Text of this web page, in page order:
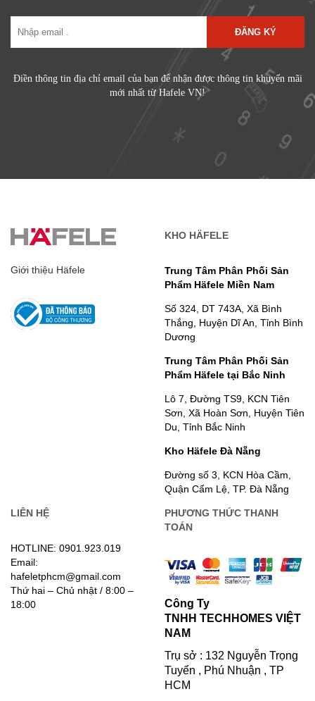
ĐĂNG KÝ
Điền thông tin địa chỉ email của bạn để nhận được thông tin khuyến mãi
mới nhất từ Hafele VN!
Giới thiệu Häfele
KHO HÄFELE
Trung Tâm Phân Phối Sản
Phẩm Häfele Miền Nam
Số 324, DT 743A, Xã Bình
Thắng, Huyện Dĩ An, Tỉnh Bình
Dương
Trung Tâm Phân Phối Sản
Phẩm Häfele tại Bắc Ninh
Lô 7, Đường TS9, KCN Tiên
Sơn, Xã Hoàn Sơn, Huyện Tiên
Du, Tỉnh Bắc Ninh
Kho Häfele Đà Nẵng
Đường số 3, KCN Hòa Cầm,
Quận Cẩm Lệ, TP. Đà Nẵng
LIÊN HỆ
HOTLINE: 0901.923.019
Email:
hafeletphcm@gmail.com
Thứ hai – Chủ nhật / 8:00 –
18:00
PHƯƠNG THỨC THANH
TOÁN
Công Ty
TNHH TECHHOMES VIỆT
NAM
Trụ sở : 132 Nguyễn Trọng
Tuyển , Phú Nhuận , TP
HCM